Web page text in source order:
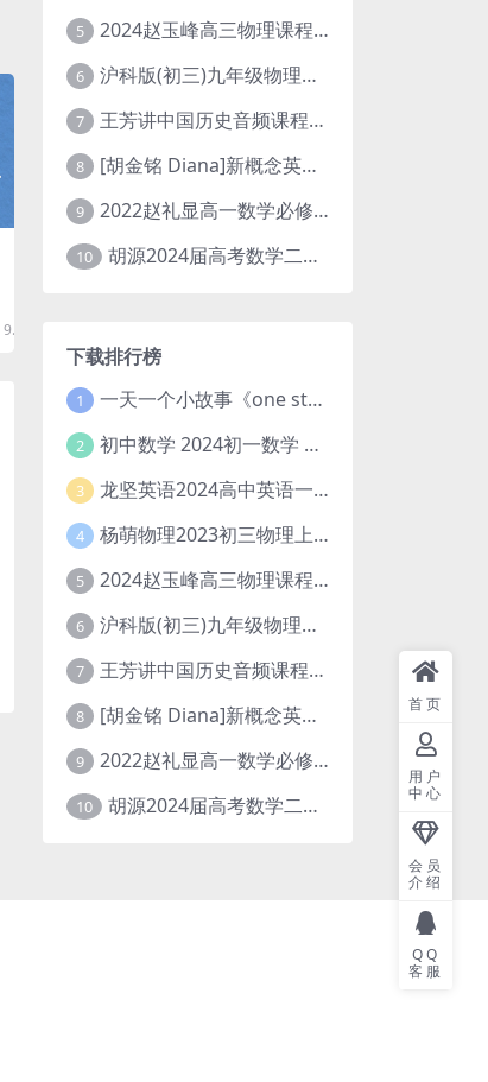
9.9
5 2024赵玉峰高三物理课程24年高考物理一轮复习网课教程
6 沪科版(初三)九年级物理全一册网课教学视频全集(录播版 杜春雨 66讲)
7 王芳讲中国历史音频课程全集(上下五千年)
8 [胡金铭 Diana]新概念英语第1册教学视频课程(全集 百度网盘下载)
9 2022赵礼显高一数学必修一课程视频资源(秋季班 含讲义)百度网盘云
10 胡源2024届高考数学二轮寒假春季精讲 百度网盘分享
下载排行榜
1 一天一个小故事《one story a day》初中版 百度网盘分享下载
2 初中数学 2024初一数学 朱韬数学 S班春季下 A+班春季下 百度云网盘
3 龙坚英语2024高中英语一轮系统班(全国卷+北京卷)
4 杨萌物理2023初三物理上秋季A+班(视频+讲义) 百度网盘分享
5 2024赵玉峰高三物理课程24年高考物理一轮复习网课教程
6 沪科版(初三)九年级物理全一册网课教学视频全集(录播版 杜春雨 66讲)
7 王芳讲中国历史音频课程全集(上下五千年)
8 [胡金铭 Diana]新概念英语第1册教学视频课程(全集 百度网盘下载)
9 2022赵礼显高一数学必修一课程视频资源(秋季班 含讲义)百度网盘云
10 胡源2024届高考数学二轮寒假春季精讲 百度网盘分享
首页
用户
中心
会员
介绍
QQ
客服